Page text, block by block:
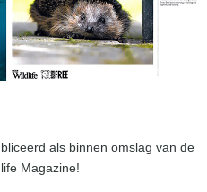
als binnen omslag van de
Magazine!